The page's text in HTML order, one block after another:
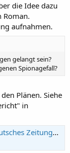
die Idee dazu
Roman.
aufnahmen.
gelangt sein?
Spionagefall?
Plänen. Siehe
in
Zeitungsportal